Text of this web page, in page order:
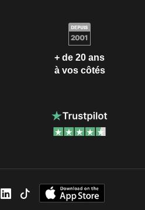
+ de 20 ans
à vos côtés